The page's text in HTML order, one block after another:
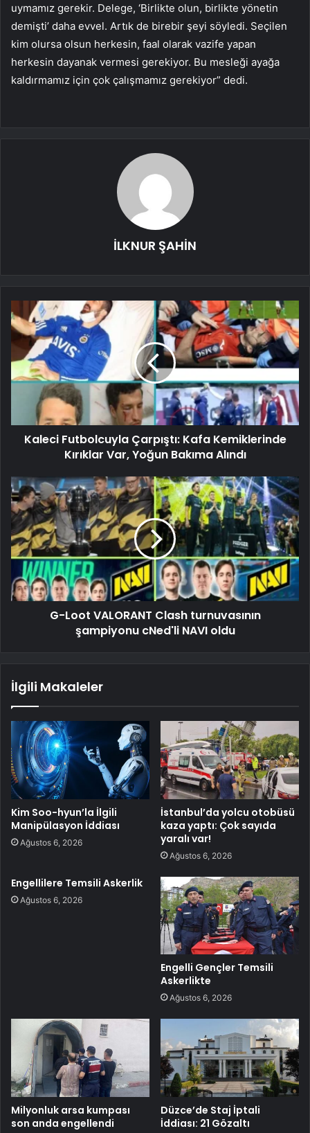
uymamız gerekir. Delege, ‘Birlikte olun, birlikte yönetin
demişti’ daha evvel. Artık de birebir şeyi söyledi. Seçilen
kim olursa olsun herkesin, faal olarak vazife yapan
herkesin dayanak vermesi gerekiyor. Bu mesleği ayağa
kaldırmamız için çok çalışmamız gerekiyor” dedi.
İLKNUR ŞAHİN
Kaleci Futbolcuyla Çarpıştı: Kafa Kemiklerinde
Kırıklar Var, Yoğun Bakıma Alındı
G-Loot VALORANT Clash turnuvasının
şampiyonu cNed'li NAVI oldu
İlgili Makaleler
Kim Soo-hyun’la İlgili
Manipülasyon İddiası
Ağustos 6, 2026
İstanbul’da yolcu otobüsü
kaza yaptı: Çok sayıda
yaralı var!
Ağustos 6, 2026
Engellilere Temsili Askerlik
Ağustos 6, 2026
Engelli Gençler Temsili
Askerlikte
Ağustos 6, 2026
Milyonluk arsa kumpası
son anda engellendi
Düzce’de Staj İptali
İddiası: 21 Gözaltı